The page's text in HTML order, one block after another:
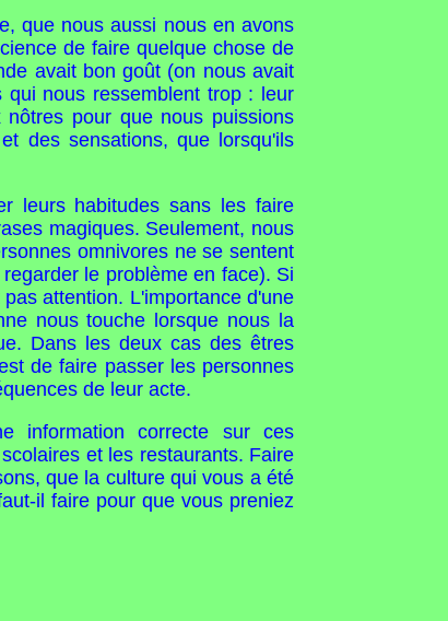
que nous aussi nous en avons
de faire quelque chose de
avait bon goût (on nous avait
nous ressemblent trop : leur
pour que nous puissions
des sensations, que lorsqu'ils
leurs habitudes sans les faire
magiques. Seulement, nous
omnivores ne se sentent
le problème en face). Si
attention. L'importance d'une
nous touche lorsque nous la
Dans les deux cas des êtres
de faire passer les personnes
de leur acte.
information correcte sur ces
et les restaurants. Faire
que la culture qui vous a été
il faire pour que vous preniez